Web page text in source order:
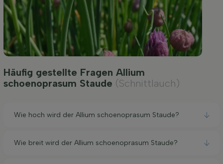
Häufig gestellte Fragen Allium
schoenoprasum Staude (Schnittlauch)
Wie hoch wird der Allium schoenoprasum Staude?
Wie breit wird der Allium schoenoprasum Staude?